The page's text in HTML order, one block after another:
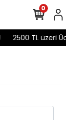
2500 TL üzeri
0